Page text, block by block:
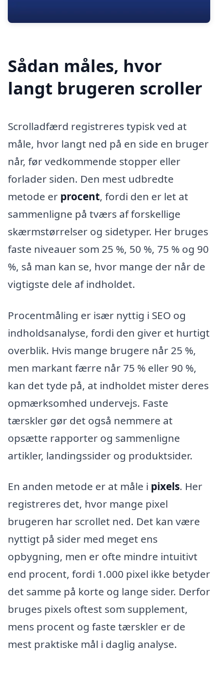
Sådan måles, hvor
langt brugeren scroller
Scrolladfærd registreres typisk ved at
måle, hvor langt ned på en side en bruger
når, før vedkommende stopper eller
forlader siden. Den mest udbredte
metode er procent, fordi den er let at
sammenligne på tværs af forskellige
skærmstørrelser og sidetyper. Her bruges
faste niveauer som 25 %, 50 %, 75 % og 90
%, så man kan se, hvor mange der når de
vigtigste dele af indholdet.
Procentmåling er især nyttig i SEO og
indholdsanalyse, fordi den giver et hurtigt
overblik. Hvis mange brugere når 25 %,
men markant færre når 75 % eller 90 %,
kan det tyde på, at indholdet mister deres
opmærksomhed undervejs. Faste
tærskler gør det også nemmere at
opsætte rapporter og sammenligne
artikler, landingssider og produktsider.
En anden metode er at måle i pixels. Her
registreres det, hvor mange pixel
brugeren har scrollet ned. Det kan være
nyttigt på sider med meget ens
opbygning, men er ofte mindre intuitivt
end procent, fordi 1.000 pixel ikke betyder
det samme på korte og lange sider. Derfor
bruges pixels oftest som supplement,
mens procent og faste tærskler er de
mest praktiske mål i daglig analyse.